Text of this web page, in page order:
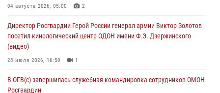
В Москве росгвардейцы оказали помощь медикам и девушке с
08 августа 2026, 06:32 1
04 августа 2026, 05:00 2
Директор Росгвардии Герой России генерал армии Виктор Золотов
посетил кинологический центр ОДОН имени Ф.Э. Дзержинского
(видео)
28 июля 2026, 16:50 1
В ОГВ(с) завершилась служебная командировка сотрудников ОМОН
Росгвардии